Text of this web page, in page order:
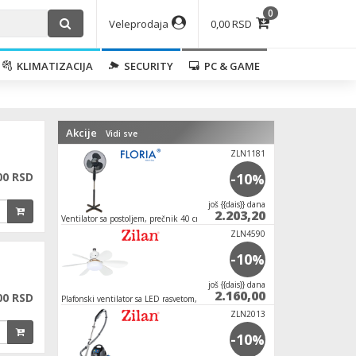
0,00 RSD
0
Veleprodaja
KLIMATIZACIJA SECURITY PC & GAME
RSD
RSD
Akcije Vidi sve
Ventilator sa postoljem, prečnik 40 cm, 40 W,
ZLN1181
-10%
јoš {{dais}} dana
2.203,20
Plafonski ventilator sa LED rasvetom, E27, 15W
ZLN4590
-10%
јoš {{dais}} dana
2.160,00
ZLN2013
-10%